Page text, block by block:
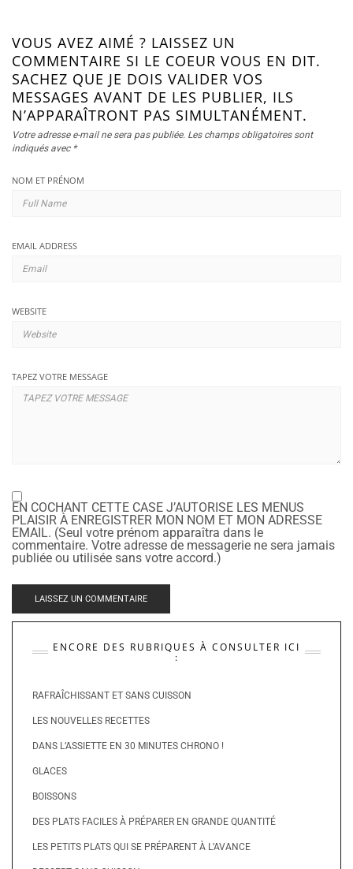
VOUS AVEZ AIMÉ ? LAISSEZ UN
COMMENTAIRE SI LE COEUR VOUS EN DIT.
SACHEZ QUE JE DOIS VALIDER VOS
MESSAGES AVANT DE LES PUBLIER, ILS
N’APPARAÎTRONT PAS SIMULTANÉMENT.
Votre adresse e-mail ne sera pas publiée. Les champs obligatoires sont
indiqués avec *
NOM ET PRÉNOM
EMAIL ADDRESS
WEBSITE
TAPEZ VOTRE MESSAGE
EN COCHANT CETTE CASE J’AUTORISE LES MENUS
PLAISIR À ENREGISTRER MON NOM ET MON ADRESSE
EMAIL. (Seul votre prénom apparaîtra dans le
commentaire. Votre adresse de messagerie ne sera jamais
publiée ou utilisée sans votre accord.)
ENCORE DES RUBRIQUES À CONSULTER ICI
:
RAFRAÎCHISSANT ET SANS CUISSON
LES NOUVELLES RECETTES
DANS L’ASSIETTE EN 30 MINUTES CHRONO !
GLACES
BOISSONS
DES PLATS FACILES À PRÉPARER EN GRANDE QUANTITÉ
LES PETITS PLATS QUI SE PRÉPARENT À L’AVANCE